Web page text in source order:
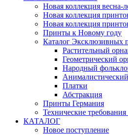
Новая коллекция весна-
Новая коллекция
Новая коллекция
Принты к Новому году
Каталог Эксклюзивных
Растительный
Геометрический
Народный
Платки
Абстракция
Принты Германия
Технические
КАТАЛОГ
Новое поступление